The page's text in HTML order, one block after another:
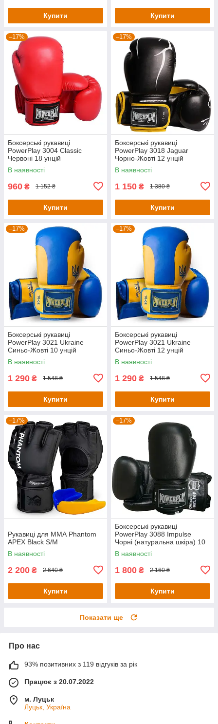
Купити Купити
–17%
Боксерські рукавиці
PowerPlay 3004 Classic
Червоні 18 унцій
В наявності
960 ₴ 1 152 ₴
Купити
–17%
Боксерські рукавиці
PowerPlay 3018 Jaguar
Чорно-Жовті 12 унцій
В наявності
1 150 ₴ 1 380 ₴
Купити
–17%
Боксерські рукавиці
PowerPlay 3021 Ukraine
Синьо-Жовті 10 унцій
В наявності
1 290 ₴ 1 548 ₴
Купити
–17%
Боксерські рукавиці
PowerPlay 3021 Ukraine
Синьо-Жовті 12 унцій
В наявності
1 290 ₴ 1 548 ₴
Купити
–17%
Рукавиці для ММА Phantom
APEX Black S/M
В наявності
2 200 ₴ 2 640 ₴
Купити
–17%
Боксерські рукавиці
PowerPlay 3088 Impulse
Чорні (натуральна шкіра) 10
унцій
В наявності
1 800 ₴ 2 160 ₴
Купити
Показати ще
Про нас
93% позитивних з 119 відгуків за рік
Працює з 20.07.2022
м. Луцьк
Луцьк, Україна